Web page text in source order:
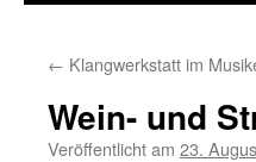
← Klangwerkstatt im
Wein- und
Veröffentlicht am 23.